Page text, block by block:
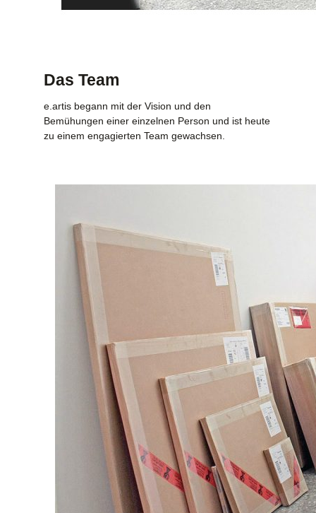
Das Team
e.artis begann mit der Vision und den
Bemühungen einer einzelnen Person und ist heute
zu einem engagierten Team gewachsen.